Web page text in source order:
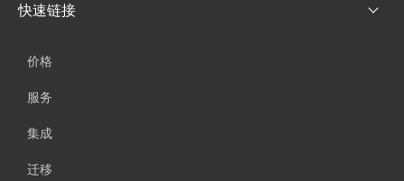
快速链接
价格
服务
集成
迁移